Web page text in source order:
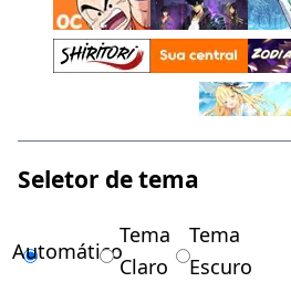
Seletor de tema
Automático
Tema
Claro
Tema
Escuro